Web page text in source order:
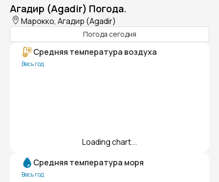
Агадир (Agadir) Погода.
Марокко, Агадир (Agadir)
Погода сегодня
Средняя температура воздуха
Весь год
Loading chart...
Средняя температура моря
Весь год